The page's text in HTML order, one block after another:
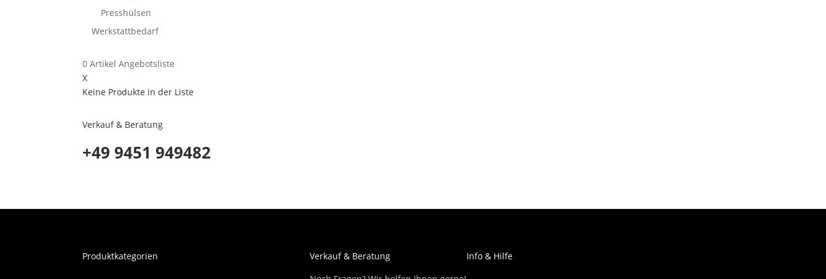
Presshülsen
Werkstattbedarf
0 ArtikelAngebotsliste
X
Keine Produkte in der Liste
Verkauf & Beratung
+49 9451 949482
Produktkategorien
Verkauf & Beratung
Info & Hilfe